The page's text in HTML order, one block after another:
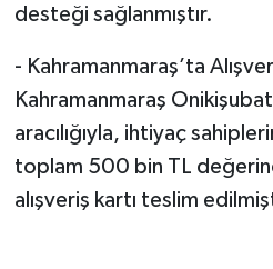
desteği sağlanmıştır.
- Kahramanmaraş’ta
Kahramanmaraş
aracılığıyla, ihtiyaç
toplam 500 bin TL
alışveriş kartı teslim